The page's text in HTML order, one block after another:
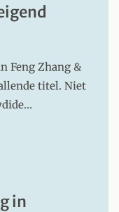
Feng Zhang &
titel. Niet
in